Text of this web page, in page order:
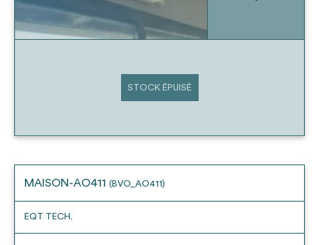
STOCK ÉPUISÉ
MAISON-AO411 (BVO_AO411)
EQT TECH.